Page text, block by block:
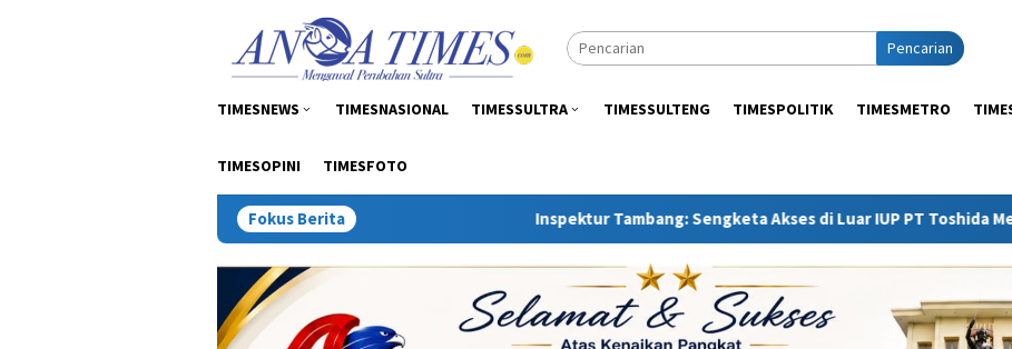
Pencarian
TIMESNEWS TIMESNASIONAL TIMESSULTRA TIMESSULTENG TIMESPOLITIK TIMESMETRO
TIMESOPINI TIMESFOTO
Fokus BeritaInspektur Tambang: Sengketa Akses di Luar IUP PT Toshida Merupakan Ranah APH dan